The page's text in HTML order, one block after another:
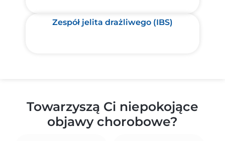
Zespół jelita drażliwego (IBS)
Towarzyszą Ci niepokojące
objawy chorobowe?